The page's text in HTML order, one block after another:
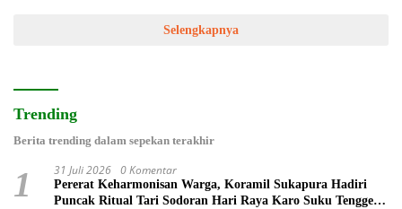
Selengkapnya
Trending
Berita trending dalam sepekan terakhir
1 31 Juli 2026 0 Komentar
Pererat Keharmonisan Warga, Koramil Sukapura Hadiri
Puncak Ritual Tari Sodoran Hari Raya Karo Suku Tengger